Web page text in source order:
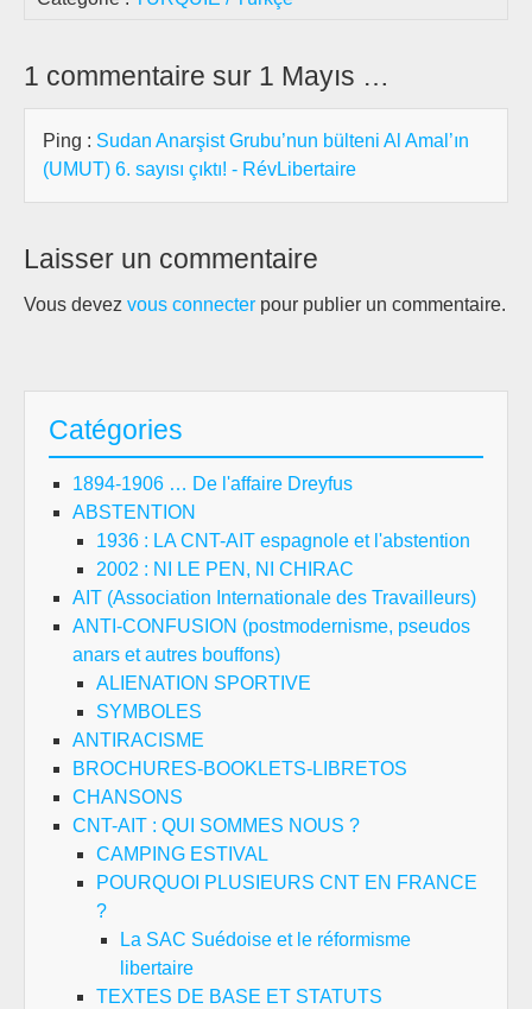
1 commentaire sur 1 Mayıs …
Ping : Sudan Anarşist Grubu’nun bülteni Al Amal’ın
(UMUT) 6. sayısı çıktı! - RévLibertaire
Laisser un commentaire
Vous devez vous connecter pour publier un commentaire.
Catégories
1894-1906 … De l'affaire Dreyfus
ABSTENTION
1936 : LA CNT-AIT espagnole et l'abstention
2002 : NI LE PEN, NI CHIRAC
AIT (Association Internationale des Travailleurs)
ANTI-CONFUSION (postmodernisme, pseudos
anars et autres bouffons)
ALIENATION SPORTIVE
SYMBOLES
ANTIRACISME
BROCHURES-BOOKLETS-LIBRETOS
CHANSONS
CNT-AIT : QUI SOMMES NOUS ?
CAMPING ESTIVAL
POURQUOI PLUSIEURS CNT EN FRANCE
?
La SAC Suédoise et le réformisme
libertaire
TEXTES DE BASE ET STATUTS